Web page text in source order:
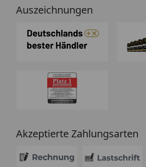
Auszeichnungen
Akzeptierte Zahlungsarten